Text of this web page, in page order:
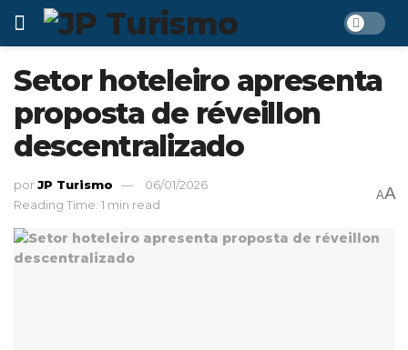
Setor hoteleiro apresenta
proposta de réveillon
descentralizado
porJP Turismo
06/01/2026
Reading Time: 1 min read
AA